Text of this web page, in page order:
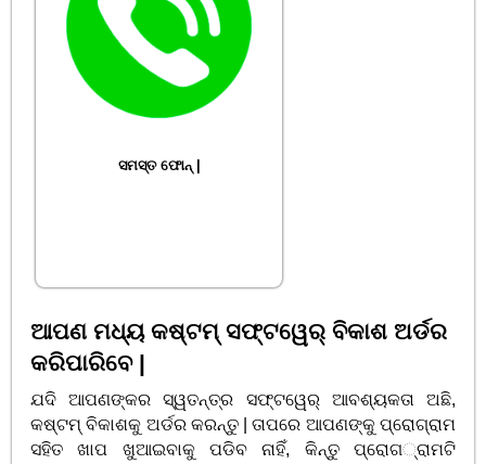
ସମସ୍ତ ଫୋନ୍ |
ଆପଣ ମଧ୍ୟ କଷ୍ଟମ୍ ସଫ୍ଟୱେର୍ ବିକାଶ ଅର୍ଡର
କରିପାରିବେ |
ଯଦି ଆପଣଙ୍କର ସ୍ୱତନ୍ତ୍ର ସଫ୍ଟୱେର୍ ଆବଶ୍ୟକତା ଅଛି,
କଷ୍ଟମ୍ ବିକାଶକୁ ଅର୍ଡର କରନ୍ତୁ | ତାପରେ ଆପଣଙ୍କୁ ପ୍ରୋଗ୍ରାମ
ସହିତ ଖାପ ଖୁଆଇବାକୁ ପଡିବ ନାହିଁ, କିନ୍ତୁ ପ୍ରୋଗ୍ରାମଟି